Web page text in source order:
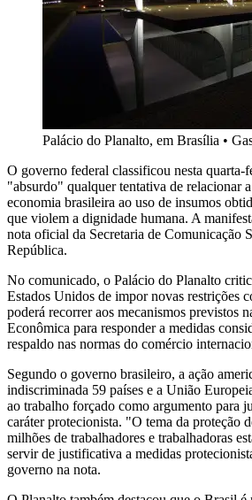
Palácio do Planalto, em Brasília •
O governo federal classificou nesta quarta-
"absurdo" qualquer tentativa de relacionar
economia brasileira ao uso de insumos
que violem a dignidade humana. A
nota oficial da Secretaria de Comunicação
República.
No comunicado, o Palácio do Planalto
Estados Unidos de impor novas restrições
poderá recorrer aos mecanismos previstos
Econômica para responder a medidas
respaldo nas normas do comércio
Segundo o governo brasileiro, a ação
indiscriminada 59 países e a União
ao trabalho forçado como argumento para
caráter protecionista. "O tema da proteção
milhões de trabalhadores e trabalhadoras
servir de justificativa a medidas
governo na nota.